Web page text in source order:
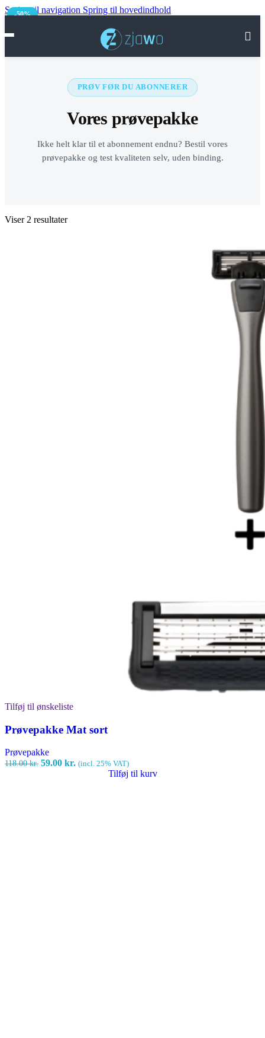
Spring til navigation Spring til hovedindhold
Kontakt os
PRØV FØR DU ABONNERER
Vores prøvepakke
Ikke helt klar til et abonnement endnu? Bestil vores
prøvepakke og test kvaliteten selv, uden binding.
Viser 2 resultater
-50%
Tilføj til ønskeliste
Prøvepakke Mat sort
Prøvepakke
118.00kr. Den
59.00 kr.Den
(incl. 25% VAT)
Tilføj til kurv
-50%